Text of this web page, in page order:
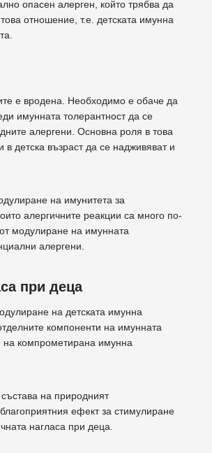
опасен алерген, който трябва да
отношение, т.е. детската имунна
е вродена. Необходимо е обаче да
имунната толерантност да се
алергени. Основна роля в това
детска възраст да се надживяват и
на имунитета за
алергичните реакции са много по-
модулиране на имунната
алергени.
при деца
на детската имунна
компоненти на имунната
на компрометирана имунна
на природният
ефект за стимулиране
нагласа при деца.